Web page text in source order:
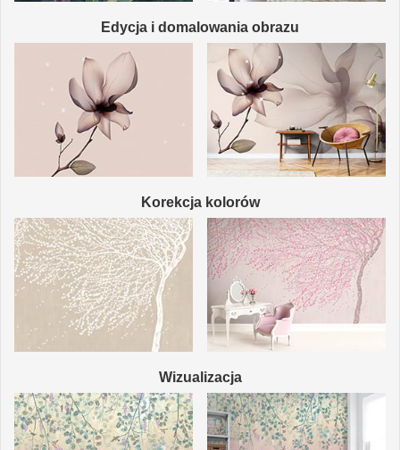
Edycja i domalowania obrazu
Korekcja kolorów
Wizualizacja